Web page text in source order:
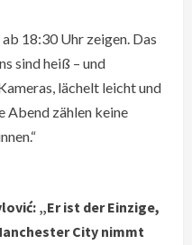
18:30 Uhr zeigen. Das
sind heiß – und
lächelt leicht und
Abend zählen keine
„Er ist der Einzige,
City nimmt